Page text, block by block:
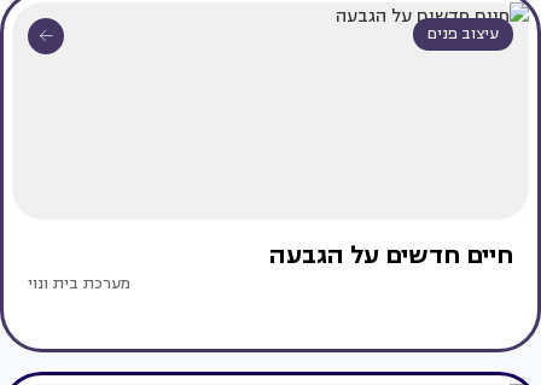
עיצוב פנים
חיים חדשים על הגבעה
מערכת בית ונוי